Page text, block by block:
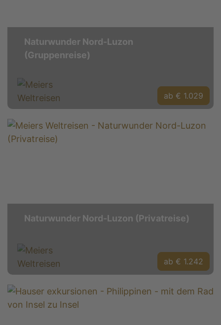
Naturwunder Nord-Luzon
(Gruppenreise)
ab € 1.029
Naturwunder Nord-Luzon (Privatreise)
ab € 1.242